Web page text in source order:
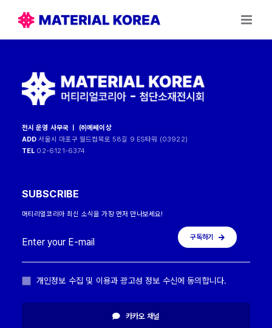
content
전시 운영 사무국 ㅣ ㈜메쎄이상
ADD 서울시 마포구 월드컵북로 58길 9 ES타워 (03922)
TEL 02-6121-6374
SUBSCRIBE
머티리얼코리아 최신 소식을 가장 먼저 만나보세요!
구독하기
개인정보 수집 및 이용과 광고성 정보 수신에 동의합니다.
카카오 채널